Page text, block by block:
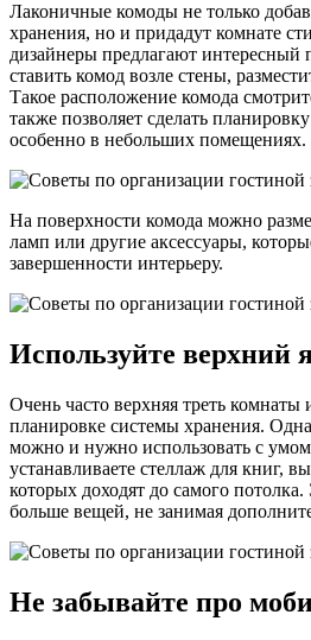
Лаконичные комоды не только
хранения, но и придадут комнате
дизайнеры предлагают интересный
ставить комод возле стены,
Такое расположение комода
также позволяет сделать
особенно в небольших помещениях.
На поверхности комода можно
ламп или другие аксессуары,
завершенности интерьеру.
Используйте верхний
Очень часто верхняя треть комнаты
планировке системы хранения.
можно и нужно использовать с
устанавливаете стеллаж для книг,
которых доходят до самого
больше вещей, не занимая
Не забывайте про